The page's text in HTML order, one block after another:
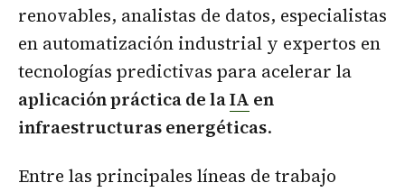
renovables, analistas de datos, especialistas
en automatización industrial y expertos en
tecnologías predictivas para acelerar la
aplicación práctica de laIA en
infraestructuras energéticas.
Entre las principales líneas de trabajo